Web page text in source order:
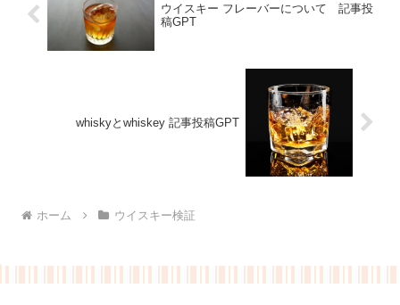
ウイスキー フレーバーについて 記事投
稿GPT
whiskyとwhiskey 記事投稿GPT
ホーム ウイスキー検証